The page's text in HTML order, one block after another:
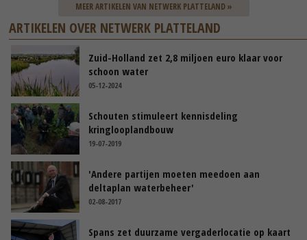
MEER ARTIKELEN VAN NETWERK PLATTELAND »
ARTIKELEN OVER NETWERK PLATTELAND
Zuid-Holland zet 2,8 miljoen euro klaar voor
schoon water
05-12-2024
Schouten stimuleert kennisdeling
kringlooplandbouw
19-07-2019
'Andere partijen moeten meedoen aan
deltaplan waterbeheer'
02-08-2017
Spans zet duurzame vergaderlocatie op kaart